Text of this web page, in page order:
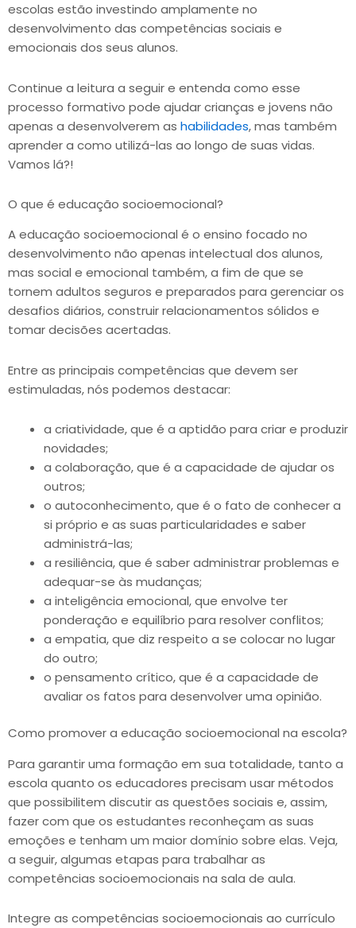
escolas estão investindo amplamente no
desenvolvimento das competências sociais e
emocionais dos seus alunos.
Continue a leitura a seguir e entenda como esse
processo formativo pode ajudar crianças e jovens não
apenas a desenvolverem as habilidades, mas também
aprender a como utilizá-las ao longo de suas vidas.
Vamos lá?!
O que é educação socioemocional?
A educação socioemocional é o ensino focado no
desenvolvimento não apenas intelectual dos alunos,
mas social e emocional também, a fim de que se
tornem adultos seguros e preparados para gerenciar os
desafios diários, construir relacionamentos sólidos e
tomar decisões acertadas.
Entre as principais competências que devem ser
estimuladas, nós podemos destacar:
a criatividade, que é a aptidão para criar e produzir
novidades;
a colaboração, que é a capacidade de ajudar os
outros;
o autoconhecimento, que é o fato de conhecer a
si próprio e as suas particularidades e saber
administrá-las;
a resiliência, que é saber administrar problemas e
adequar-se às mudanças;
a inteligência emocional, que envolve ter
ponderação e equilíbrio para resolver conflitos;
a empatia, que diz respeito a se colocar no lugar
do outro;
o pensamento crítico, que é a capacidade de
avaliar os fatos para desenvolver uma opinião.
Como promover a educação socioemocional na escola?
Para garantir uma formação em sua totalidade, tanto a
escola quanto os educadores precisam usar métodos
que possibilitem discutir as questões sociais e, assim,
fazer com que os estudantes reconheçam as suas
emoções e tenham um maior domínio sobre elas. Veja,
a seguir, algumas etapas para trabalhar as
competências socioemocionais na sala de aula.
Integre as competências socioemocionais ao currículo